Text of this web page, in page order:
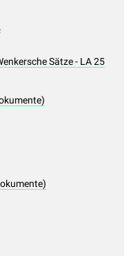
Sätze - LA 25